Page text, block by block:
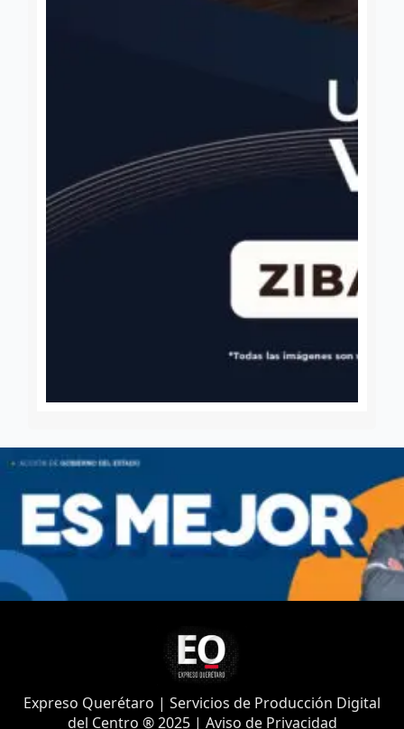
Expreso Querétaro | Servicios de Producción Digital
del Centro ® 2025 | Aviso de Privacidad